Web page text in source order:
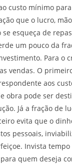
custo mínimo
que o lucro,
esqueça de
um pouco da
Para o
vendas. O
aos
obra pode ser
Já a fração de
evita que o
pessoais,
Invista
quem deseja